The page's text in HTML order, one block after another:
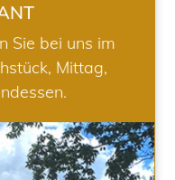
Sie bei uns im
Mittag,